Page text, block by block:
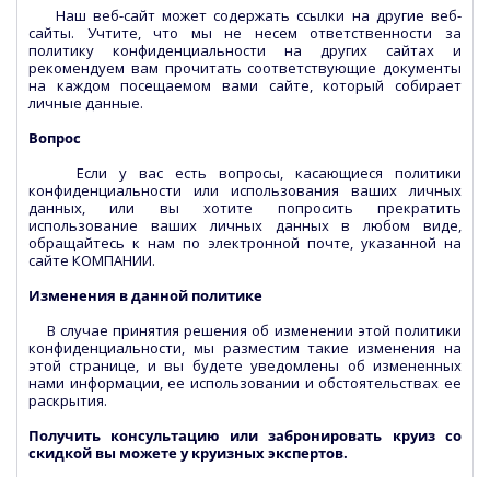
Наш веб-сайт может содержать ссылки на другие веб-
сайты. Учтите, что мы не несем ответственности за
политику конфиденциальности на других сайтах и
рекомендуем вам прочитать соответствующие документы
на каждом посещаемом вами сайте, который собирает
личные данные.
Вопрос
Если у вас есть вопросы, касающиеся политики
конфиденциальности или использования ваших личных
данных, или вы хотите попросить прекратить
использование ваших личных данных в любом виде,
обращайтесь к нам по электронной почте, указанной на
сайте КОМПАНИИ.
Изменения в данной политике
В случае принятия решения об изменении этой политики
конфиденциальности, мы разместим такие изменения на
этой странице, и вы будете уведомлены об измененных
нами информации, ее использовании и обстоятельствах ее
раскрытия.
Получить консультацию или забронировать круиз со
скидкой вы можете у круизных экспертов.